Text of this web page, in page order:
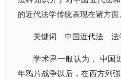
的近代法学传统表现在诸方面。
关键词 中国近代法
学术界一般认为， 中国
年鸦片战争以后，在西方列